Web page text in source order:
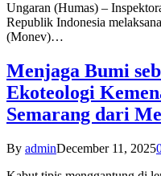
Ungaran (Humas) –
Republik Indonesia
(Monev)…
Menjaga Bumi
Ekoteologi
Semarang dari
By adminDecember 11, 2025